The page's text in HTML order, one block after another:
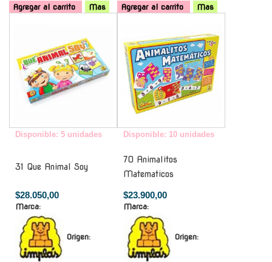
Agregar al carrito Mas Agregar al carrito
Mas
Disponible: 5 unidades
31 Que Animal Soy
$28.050,00
Marca:
Origen:
Disponible: 10 unidades
70 Animalitos
Matematicos
$23.900,00
Marca:
Origen: